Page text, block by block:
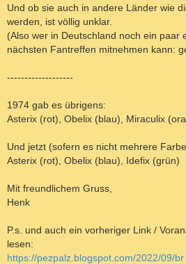
Und ob sie auch in andere Länder wie
werden, ist völlig unklar.
(Also wer in Deutschland noch ein paar
nächsten Fantreffen mitnehmen kann:
-------------------
1974 gab es übrigens:
Asterix (rot), Obelix (blau), Miraculix
Und jetzt (sofern es nicht mehrere
Asterix (rot), Obelix (blau), Idefix (grün)
Mit freundlichem Gruss,
Henk
P.s. und auch ein vorheriger Link /
lesen:
https://pezpalz.blogspot.com/2022/09/